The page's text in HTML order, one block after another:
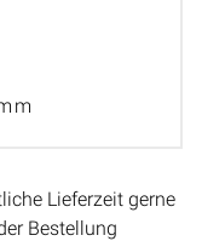
Lieferzeit gerne
Bestellung